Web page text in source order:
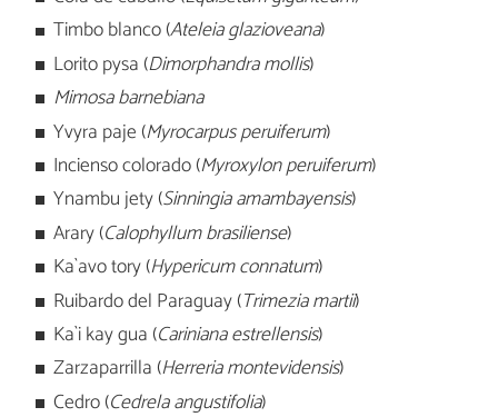
Timbo blanco (Ateleia glazioveana)
Lorito pysa (Dimorphandra mollis)
Mimosa barnebiana
Yvyra paje (Myrocarpus peruiferum)
Incienso colorado (Myroxylon peruiferum)
Ynambu jety (Sinningia amambayensis)
Arary (Calophyllum brasiliense)
Ka`avo tory (Hypericum connatum)
Ruibardo del Paraguay (Trimezia martii)
Ka`i kay gua (Cariniana estrellensis)
Zarzaparrilla (Herreria montevidensis)
Cedro (Cedrela angustifolia)